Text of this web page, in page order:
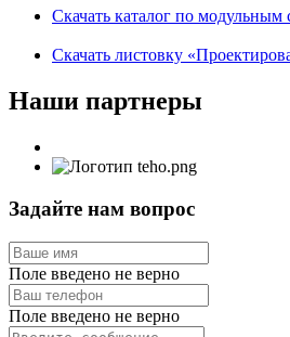
Скачать каталог по модульным
Скачать листовку
Наши партнеры
Задайте нам вопрос
Поле введено не верно
Поле введено не верно